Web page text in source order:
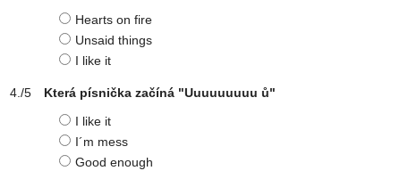
Hearts on fire
Unsaid things
I like it
Která písnička začíná "Uuuuuuuuu ů"
I like it
I´m mess
Good enough